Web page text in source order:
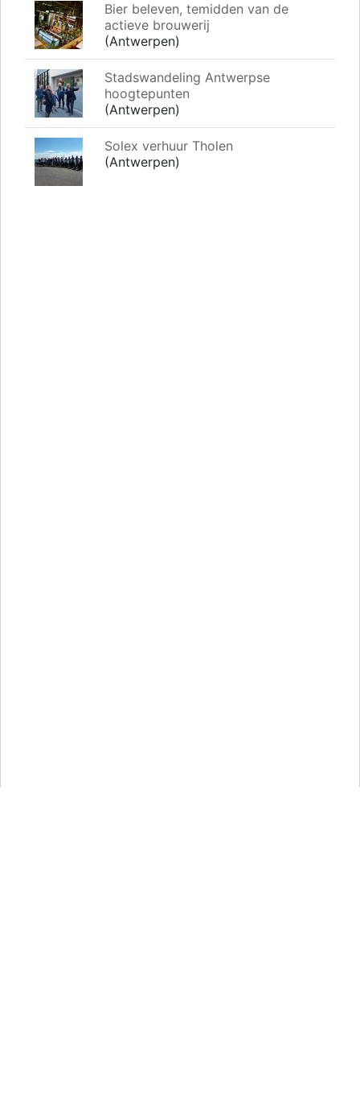
Bier beleven, temidden van de
actieve brouwerij
(Antwerpen)
Stadswandeling Antwerpse
hoogtepunten
(Antwerpen)
Solex verhuur Tholen
(Antwerpen)